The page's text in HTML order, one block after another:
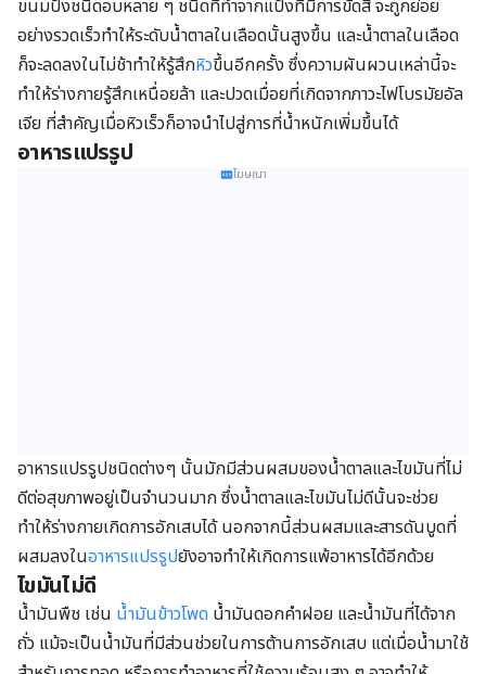
ขนมปังชนิดอบหลาย ๆ ชนิดที่ทำจากแป้งที่มีการขัดสี จะถูกย่อย
อย่างรวดเร็วทำให้ระดับน้ำตาลในเลือดนั้นสูงขึ้น และน้ำตาลในเลือด
ก็จะลดลงในไม่ช้าทำให้รู้สึกหิวขึ้นอีกครั้ง ซึ่งความผันผวนเหล่านี้จะ
ทำให้ร่างกายรู้สึกเหนื่อยล้า และปวดเมื่อยที่เกิดจากภาวะไฟโบรมัยอัล
เจีย ที่สำคัญเมื่อหิวเร็วก็อาจนำไปสู่การที่น้ำหนักเพิ่มขึ้นได้
อาหารแปรรูป
โฆษณา
อาหารแปรรูปชนิดต่างๆ นั้นมักมีส่วนผสมของน้ำตาลและไขมันที่ไม่
ดีต่อสุขภาพอยู่เป็นจำนวนมาก ซึ่งน้ำตาลและไขมันไม่ดีนั้นจะช่วย
ทำให้ร่างกายเกิดการอักเสบได้ นอกจากนี้ส่วนผสมและสารดันบูดที่
ผสมลงในอาหารแปรรูปยังอาจทำให้เกิดการแพ้อาหารได้อีกด้วย
ไขมันไม่ดี
น้ำมันพืช เช่น น้ำมันข้าวโพด น้ำมันดอกคำฝอย และน้ำมันที่ได้จาก
ถั่ว แม้จะเป็นน้ำมันที่มีส่วนช่วยในการต้านการอักเสบ แต่เมื่อน้ำมาใช้